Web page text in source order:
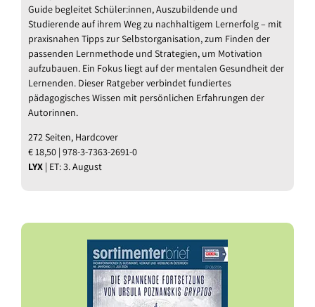
Guide begleitet Schüler:innen, Auszubildende und
Studierende auf ihrem Weg zu nachhaltigem Lernerfolg – mit
praxisnahen Tipps zur Selbstorganisation, zum Finden der
passenden Lernmethode und Strategien, um Motivation
aufzubauen. Ein Fokus liegt auf der mentalen Gesundheit der
Lernenden. Dieser Ratgeber verbindet fundiertes
pädagogisches Wissen mit persönlichen Erfahrungen der
Autorinnen.
272 Seiten, Hardcover
€ 18,50 | 978-3-7363-2691-0
LYX | ET: 3. August